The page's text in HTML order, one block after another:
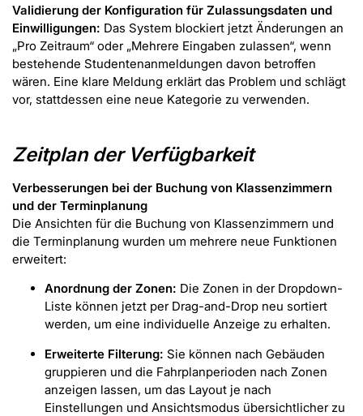
Validierung der Konfiguration für Zulassungsdaten und
Einwilligungen: Das System blockiert jetzt Änderungen an
„Pro Zeitraum“ oder „Mehrere Eingaben zulassen“, wenn
bestehende Studentenanmeldungen davon betroffen
wären. Eine klare Meldung erklärt das Problem und schlägt
vor, stattdessen eine neue Kategorie zu verwenden.
Zeitplan der Verfügbarkeit
Verbesserungen bei der Buchung von Klassenzimmern
und der Terminplanung
Die Ansichten für die Buchung von Klassenzimmern und
die Terminplanung wurden um mehrere neue Funktionen
erweitert:
Anordnung der Zonen: Die Zonen in der Dropdown-
Liste können jetzt per Drag-and-Drop neu sortiert
werden, um eine individuelle Anzeige zu erhalten.
Erweiterte Filterung: Sie können nach Gebäuden
gruppieren und die Fahrplanperioden nach Zonen
anzeigen lassen, um das Layout je nach
Einstellungen und Ansichtsmodus übersichtlicher zu